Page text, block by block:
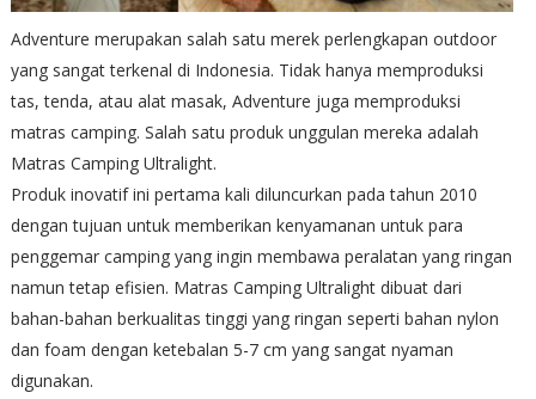
Adventure merupakan salah satu merek perlengkapan outdoor
yang sangat terkenal di Indonesia. Tidak hanya memproduksi
tas, tenda, atau alat masak, Adventure juga memproduksi
matras camping. Salah satu produk unggulan mereka adalah
Matras Camping Ultralight.
Produk inovatif ini pertama kali diluncurkan pada tahun 2010
dengan tujuan untuk memberikan kenyamanan untuk para
penggemar camping yang ingin membawa peralatan yang ringan
namun tetap efisien. Matras Camping Ultralight dibuat dari
bahan-bahan berkualitas tinggi yang ringan seperti bahan nylon
dan foam dengan ketebalan 5-7 cm yang sangat nyaman
digunakan.